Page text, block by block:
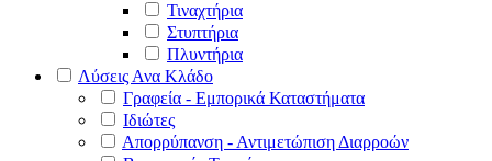
Τιναχτήρια
Στυπτήρια
Πλυντήρια
Λύσεις Ανα Κλάδο
Γραφεία - Εμπορικά Καταστήματα
Ιδιώτες
Απορρύπανση - Αντιμετώπιση Διαρροών